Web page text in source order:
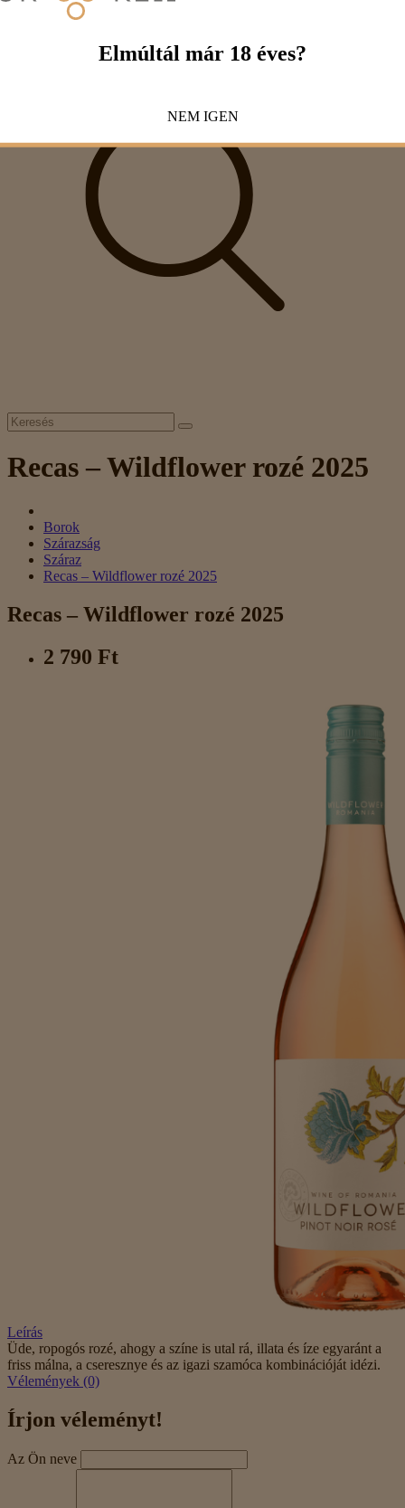
Recas – Wildflower rozé 2025
Borok
Szárazság
Száraz
Recas – Wildflower rozé 2025
Recas – Wildflower rozé 2025
2 790 Ft
Leírás
Üde, ropogós rozé, ahogy a színe is utal rá, illata és íze egyaránt a
friss málna, a cseresznye és az igazi szamóca kombinációját idézi.
Vélemények (0)
Írjon véleményt!
Az Ön neve
Elmúltál már 18 éves?
NEM IGEN